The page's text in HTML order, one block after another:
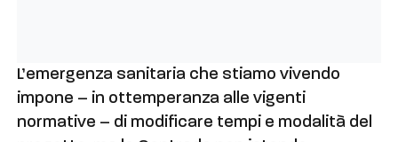
L’emergenza sanitaria che stiamo vivendo
impone – in ottemperanza alle vigenti
normative – di modificare tempi e modalità del